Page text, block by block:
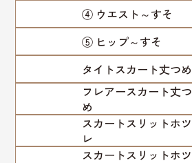
④ ウエスト～すそ
⑤ ヒップ～すそ
タイトスカート丈つめ
フレアースカート丈つ
め
スカートスリットホツ
レ
スカートスリットホツ